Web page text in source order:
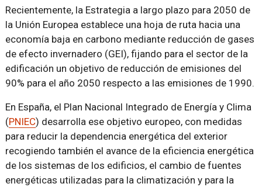
Recientemente, la Estrategia a largo plazo para 2050 de
la Unión Europea establece una hoja de ruta hacia una
economía baja en carbono mediante reducción de gases
de efecto invernadero (GEI), fijando para el sector de la
edificación un objetivo de reducción de emisiones del
90% para el año 2050 respecto a las emisiones de 1990.
En España, el Plan Nacional Integrado de Energía y Clima
(PNIEC) desarrolla ese objetivo europeo, con medidas
para reducir la dependencia energética del exterior
recogiendo también el avance de la eficiencia energética
de los sistemas de los edificios, el cambio de fuentes
energéticas utilizadas para la climatización y para la